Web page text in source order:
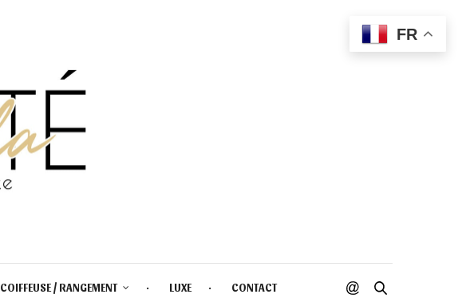
COIFFEUSE / RANGEMENT LUXE CONTACT
FR